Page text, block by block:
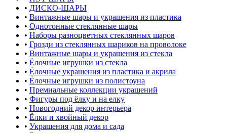
• ДИСКО-ШАРЫ
• Винтажные шары и украшения из пластика
• Однотонные стеклянные шары
• Наборы разноцветных стеклянных шаров
• Грозди из стеклянных шариков на проволоке
• Винтажные шары и украшения из стекла
• Ёлочные игрушки из стекла
• Ёлочные украшения из пластика и акрила
• Ёлочные игрушки из полистоуна
• Премиальные коллекции украшений
• Фигуры под ёлку и на елку
• Новогодний декор интерьера
• Ёлки и хвойный декор
• Украшения для дома и сада